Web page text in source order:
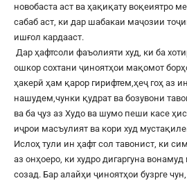
новобаста аст ва ҳақиқату воқеиятро
сабаб аст, ки дар шабакаи маҷозии
ишғол кардааст.
Дар ҳафтсоли фаъолияти худ, ки ба
ошкор сохтани ҷиноятҳои мақомот
ҳакерӣ ҳам қарор гирифтем,ҳеҷ гоҳ аз
нашудем,чунки қудрат ва бозувони
ва ба ҷуз аз Худо ва шумо пеши касе
иҷрои масъулият ва кори худ
Ислоҳ тули ин ҳафт сол тавонист, ки
аз онҳоеро, ки худро дигаргуна
созад. Бар алайҳи ҷиноятҳои бузрге